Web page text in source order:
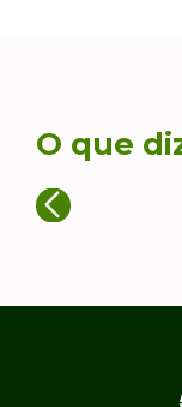
O que